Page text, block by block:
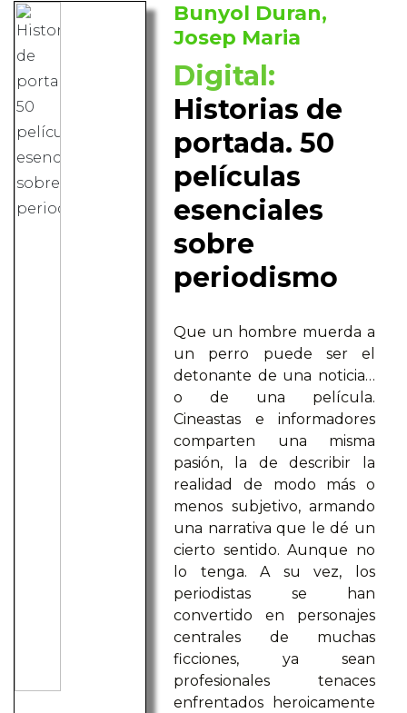
Bunyol Duran,
Josep Maria
Digital:
Historias de
portada. 50
películas
esenciales
sobre
periodismo
Que un hombre muerda a
un perro puede ser el
detonante de una noticia…
o de una película.
Cineastas e informadores
comparten una misma
pasión, la de describir la
realidad de modo más o
menos subjetivo, armando
una narrativa que le dé un
cierto sentido. Aunque no
lo tenga. A su vez, los
periodistas se han
convertido en personajes
centrales de muchas
ficciones, ya sean
profesionales tenaces
enfrentados heroicamente